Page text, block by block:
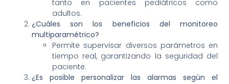
tanto en pacientes pediátricos como
adultos.
¿Cuáles son los beneficios del monitoreo
multiparamétrico?
Permite supervisar diversos parámetros en
tiempo real, garantizando la seguridad del
paciente.
¿Es posible personalizar las alarmas según el